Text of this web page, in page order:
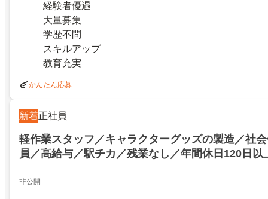
経験者優遇
大量募集
学歴不問
スキルアップ
教育充実
かんたん応募
新着正社員
軽作業スタッフ／キャラクターグッズの製造／社
員／高給与／駅チカ／残業なし／年間休日120日以
社会保険完備／正社員／高給与／駅チカ／残業な
非公開